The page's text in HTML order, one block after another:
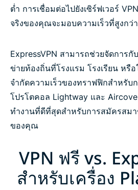
ต่ำ การเชื่อมต่อไปยังเซิร์ฟเวอร์
จริงของคุณจะมอบความเร็วที่สูงกว่
ExpressVPN สามารถช่วยจัดการกั
ข่ายท้องถิ่นที่โรงแรม โรงเรียน ห
จำกัดความเร็วของทราฟฟิกสำหรับ
โปรโตคอล Lightway และ
ทำงานที่ดีที่สุดสำหรับการสมัครสม
ของคุณ
VPN ฟรี vs.
สำหรับเครื่อง